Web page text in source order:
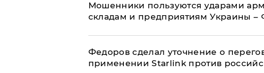
Мошенники пользуются ударами
складам и предприятиям Украины –
Федоров сделал уточнение о
применении Starlink против